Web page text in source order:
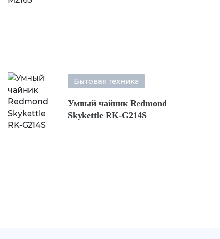
Бытовая техника
Умный чайник Redmond
Skykettle RK-G214S